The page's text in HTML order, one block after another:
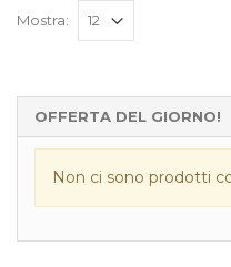
Mostra:
OFFERTA DEL GIORNO!
Non ci sono prodotti